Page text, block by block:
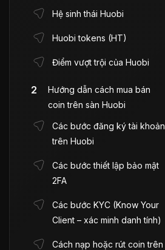
Hệ sinh thái Huobi
Huobi tokens (HT)
Điểm vượt trội của Huobi
Hướng dẫn cách mua bán
coin trên sàn Huobi
Các bước đăng ký tài khoản
trên Huobi
Các bước thiết lập bảo mật
2FA
Các bước KYC (Know Your
Client – xác minh danh tính)
Cách nạp hoặc rút coin trên